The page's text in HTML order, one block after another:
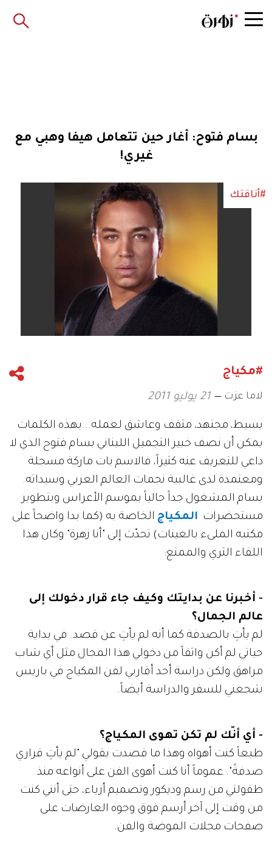
بسام فتوح: أغار حين تتعامل هيفا وهبي مع
غيري!
#أناقتك
#مكياج
لاما عزت 21 يوليو 2011
بسيط، مجتهد، مثقف وعاشق لعمله...بهذه الكلمات
يمكن أن نصف خبير التجميل اللبناني بسام فتوح الذي لا
داعي للتعريف عنه كثيراً، فالاسم بات ماركة مسجلة
ومعتمدة لدى غالبية نجمات العالم العربي وسيداته.
بسام المشغول جداً حالياً بموسم الأعراس وبتطوير
مستحضرات المكياج الخاصة به (كما بدا واضحاً على
مكتبه الملىء بالعينات) تحدّث إلى "أنا زهرة" وكان هذا
اللقاء الثري والممتع:
- أخبرنا عن بدايتك وكيف جاء قرار دخولك إلى
عالم الجمال؟
لم يأتِ بالصدفة كما أنه لم يأتِ عن قصد. في بداية
حياتي لم أكن واثقاً من دخولي هذا المجال مثل أي شاب
مراهق ولكن دراسة أحد أقاربي لفن المكياج في باريس
شجعني للسفر والدراسة أيضاً.
- أي أنّك لم تكن تهوى المكياج؟
طبعاً كنت أهواه وهذا ما قصدت بقولي "لم يأتِ قراري
صدفةً". عموماً أنا كنت أهوى الفن على أنواعه منذ
طفولتي من رسم وديكور وتصميم أزياء، حتى أنني كنت
من وقت إلى آخر أرسم فوق وجوه العارضات على
صفحات مجلات الموضة والفن.